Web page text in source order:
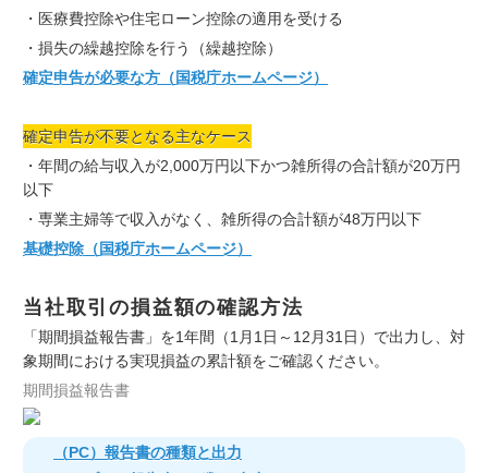
・医療費控除や住宅ローン控除の適用を受ける
・損失の繰越控除を行う（繰越控除）
確定申告が必要な方（国税庁ホームページ）
確定申告が不要となる主なケース
・年間の給与収入が2,000万円以下かつ雑所得の合計額が20万円
以下
・専業主婦等で収入がなく、雑所得の合計額が48万円以下
基礎控除（国税庁ホームページ）
当社取引の損益額の確認方法
「期間損益報告書」を1年間（1月1日～12月31日）で出力し、対
象期間における実現損益の累計額をご確認ください。
期間損益報告書
（PC）報告書の種類と出力